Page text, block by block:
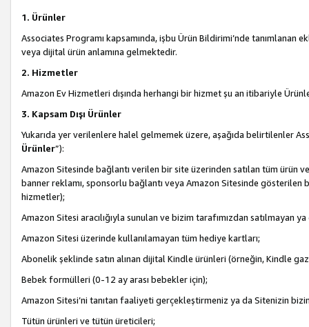
1. Ürünler
Associates Programı kapsamında, işbu Ürün Bildirimi’nde
veya dijital ürün anlamına gelmektedir.
2. Hizmetler
Amazon Ev Hizmetleri dışında herhangi bir hizmet şu an itibariyle
3. Kapsam Dışı Ürünler
Yukarıda yer verilenlere halel gelmemek üzere, aşağıda belirtilenler
Ürünler”):
Amazon Sitesinde bağlantı verilen bir site üzerinden satılan tüm ürün
banner reklamı, sponsorlu bağlantı veya Amazon Sitesinde gösterilen
hizmetler);
Amazon Sitesi aracılığıyla sunulan ve bizim tarafımızdan satılmayan
Amazon Sitesi üzerinde kullanılamayan tüm hediye kartları;
Abonelik şeklinde satın alınan dijital Kindle ürünleri (örneğin, Kindle
Bebek formülleri (0-12 ay arası bebekler için);
Amazon Sitesi’ni tanıtan faaliyeti gerçekleştirmeniz ya da Sitenizin
Tütün ürünleri ve tütün üreticileri;